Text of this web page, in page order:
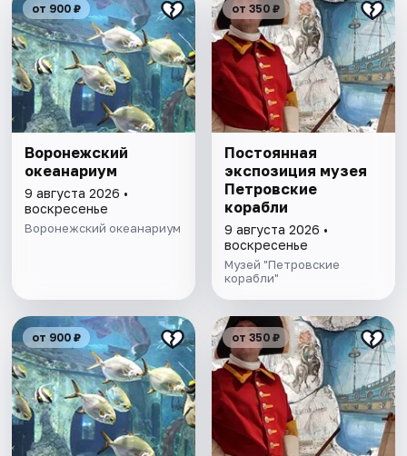
от 900 ₽
Воронежский
океанариум
9 августа 2026 •
воскресенье
Воронежский океанариум
от 350 ₽
Постоянная
экспозиция музея
Петровские
корабли
9 августа 2026 •
воскресенье
Музей "Петровские
корабли"
от 900 ₽ от 350 ₽